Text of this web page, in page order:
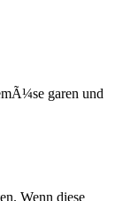
garen und
Wenn diese